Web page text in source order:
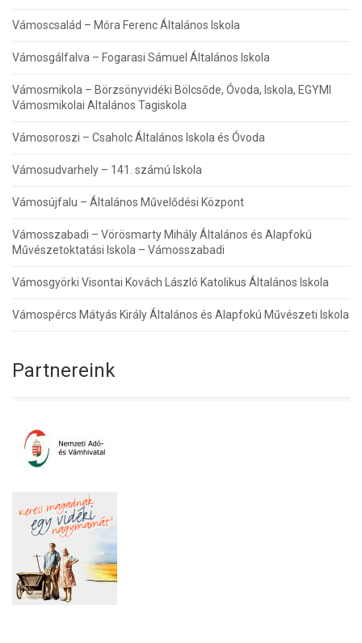
Vámoscsalád – Móra Ferenc Általános Iskola
Vámosgálfalva – Fogarasi Sámuel Általános Iskola
Vámosmikola – Börzsönyvidéki Bölcsőde, Óvoda, Iskola, EGYMI
Vámosmikolai Altalános Tagiskola
Vámosoroszi – Csaholc Általános Iskola és Óvoda
Vámosudvarhely – 141. számú Iskola
Vámosújfalu – Általános Művelődési Központ
Vámosszabadi – Vörösmarty Mihály Általános és Alapfokú
Művészetoktatási Iskola – Vámosszabadi
Vámosgyörki Visontai Kovách László Katolikus Általános Iskola
Vámospércs Mátyás Király Általános és Alapfokú Művészeti Iskola
Partnereink